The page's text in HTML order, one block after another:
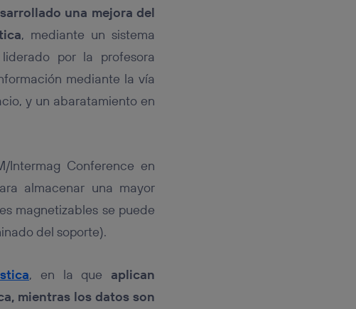
una mejora del
, mediante un sistema
por la profesora
mediante la vía
y un abaratamiento en
Conference en
almacenar una mayor
magnetizables se puede
del soporte).
, en la que aplican
mientras los datos son